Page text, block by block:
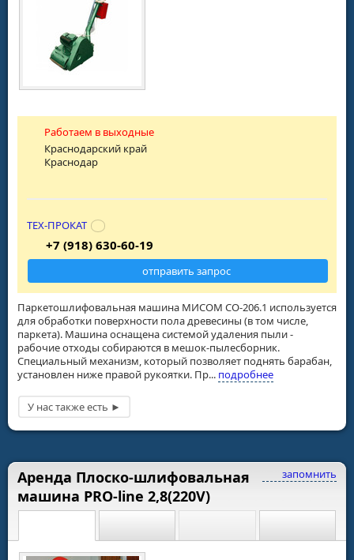
Паркетошлифовальная машина МИСОМ СО-206.1 используется
для обработки поверхности пола древесины (в том числе,
паркета). Машина оснащена системой удаления пыли -
рабочие отходы собираются в мешок-пылесборник.
Специальный механизм, который позволяет поднять барабан,
установлен ниже правой рукоятки. Пр... подробнее
Работаем в выходные
Краснодарский край
Краснодар
ТЕХ-ПРОКАТ
+7 (918) 630-60-19
отправить запрос
запомнить
Аренда Плоско-шлифовальная
машина PRO-line 2,8(220V)